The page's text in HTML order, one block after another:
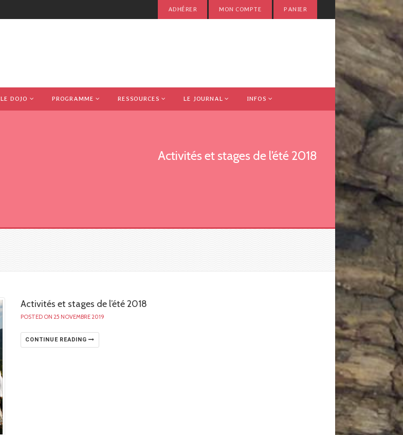
ADHÉRER MON COMPTE PANIER
LE DOJO PROGRAMME RESSOURCES LE JOURNAL INFOS
Activités et stages de l’été 2018
Activités et stages de l’été 2018
POSTED ON 25 NOVEMBRE 2019
CONTINUE READING